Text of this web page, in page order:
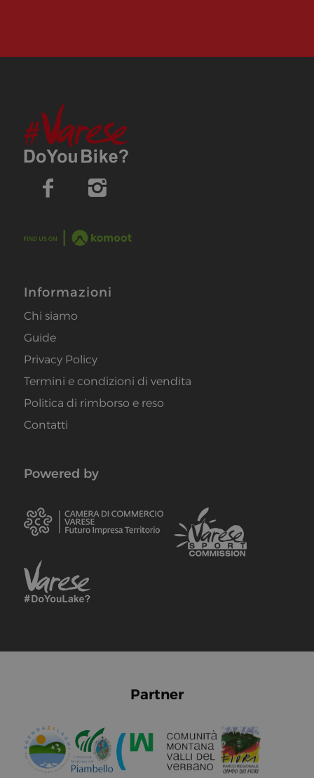
Informazioni
Chi siamo
Guide
Privacy Policy
Termini e condizioni di vendita
Politica di rimborso e reso
Contatti
Powered by
Partner